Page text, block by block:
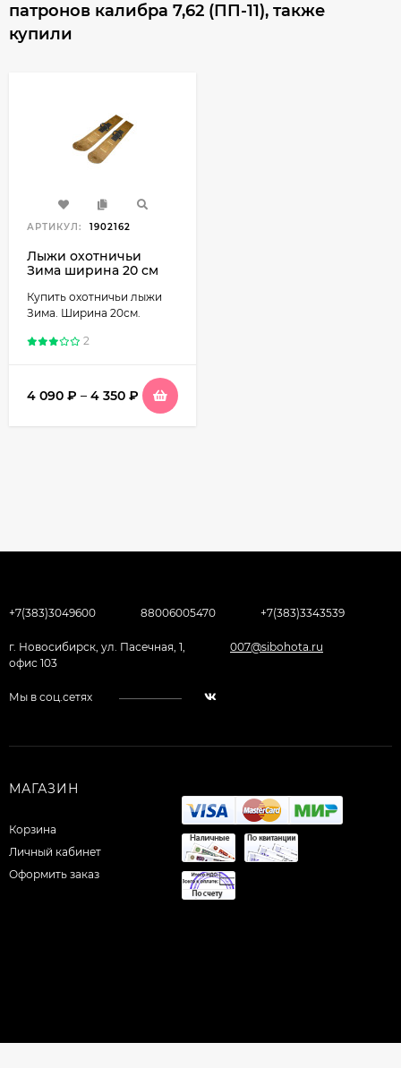
патронов калибра 7,62 (ПП-11), также
купили
АРТИКУЛ: 1902162
Лыжи охотничьи
Зима ширина 20 см
Купить охотничьи лыжи
Зима. Ширина 20см.
2
4 090 ₽ – 4 350 ₽
+7(383)3049600 88006005470 +7(383)3343539
г. Новосибирск, ул. Пасечная, 1,
офис 103
007@sibohota.ru
Мы в соц.сетях
МАГАЗИН
Корзина
Личный кабинет
Оформить заказ